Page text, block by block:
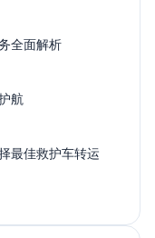
全面解析
航
最佳救护车转运